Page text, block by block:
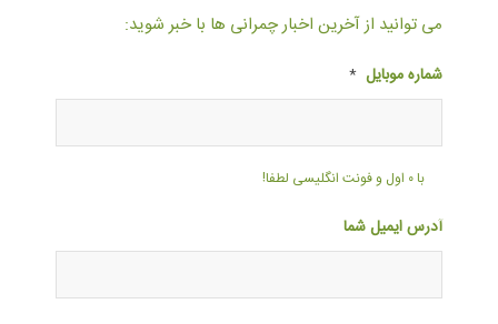
می توانید از آخرین اخبار چمرانی ها با خبر شوید:
شماره موبایل *
با ۰ اول و فونت انگلیسی لطفا!
آدرس ایمیل شما